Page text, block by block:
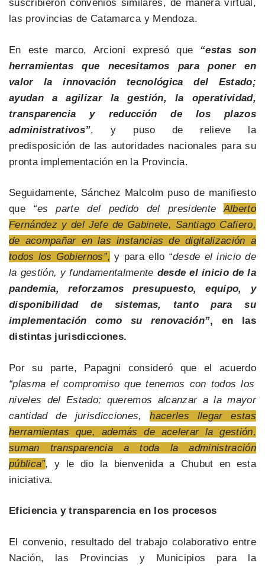
suscribieron convenios similares, de manera virtual,
las provincias de Catamarca y Mendoza.
En este marco, Arcioni expresó que “estas son
herramientas que necesitamos para poner en
valor la innovación tecnológica del Estado;
ayudan a agilizar la gestión, la operatividad,
transparencia y reducción de los plazos
administrativos”, y puso de relieve la
predisposición de las autoridades nacionales para su
pronta implementación en la Provincia.
Seguidamente, Sánchez Malcolm puso de manifiesto
que “es parte del pedido del presidenteAlberto
Fernández y del Jefe de Gabinete, Santiago Cafiero,
de acompañar en las instancias de digitalización a
todos los Gobiernos”, y para ello “desde el inicio de
la gestión, y fundamentalmente desde el inicio de la
pandemia, reforzamos presupuesto, equipo, y
disponibilidad de sistemas, tanto para su
implementación como su renovación”, en las
distintas jurisdicciones.
Por su parte, Papagni consideró que el acuerdo
“plasma el compromiso que tenemos con todos los
niveles del Estado; queremos alcanzar a la mayor
cantidad de jurisdicciones,hacerles llegar estas
herramientas que, además de acelerar la gestión,
suman transparencia a toda la administración
pública”,
y le dio la bienvenida a Chubut en esta
iniciativa.
Eficiencia y transparencia en los procesos
El convenio, resultado del trabajo colaborativo entre
Nación, las Provincias y Municipios para la